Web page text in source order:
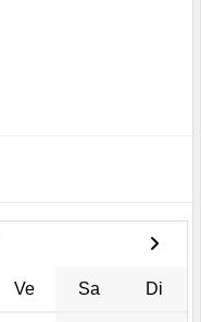
Ve Sa Di